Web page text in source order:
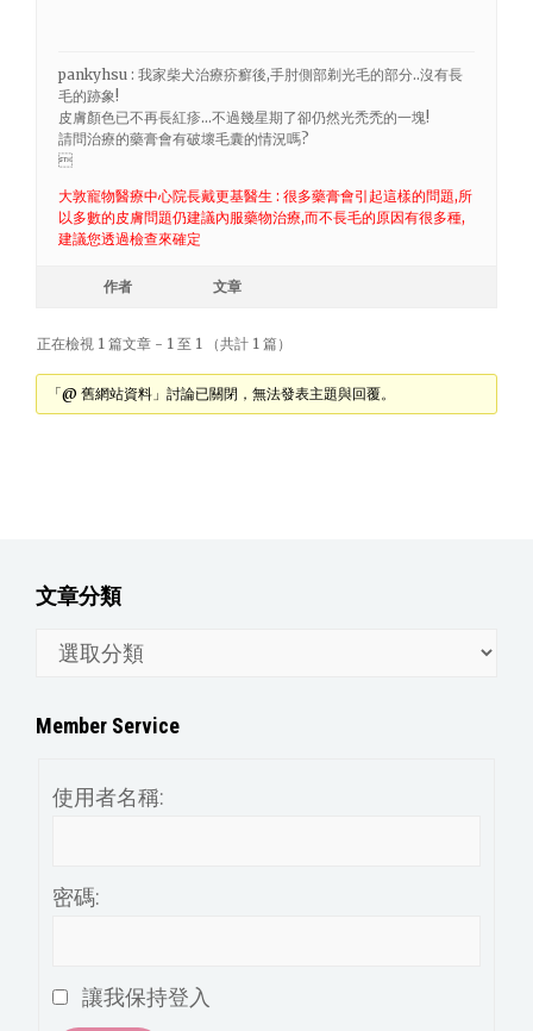
pankyhsu : 我家柴犬治療疥癬後,手肘側部剃光毛的部分..沒有長
毛的跡象!
皮膚顏色已不再長紅疹…不過幾星期了卻仍然光禿禿的一塊!
請問治療的藥膏會有破壞毛囊的情況嗎?

大敦寵物醫療中心院長戴更基醫生 : 很多藥膏會引起這樣的問題,所
以多數的皮膚問題仍建議內服藥物治療,而不長毛的原因有很多種,
建議您透過檢查來確定
作者 文章
正在檢視 1 篇文章 - 1 至 1 （共計 1 篇）
「@ 舊網站資料」討論已關閉，無法發表主題與回覆。
文章分類
分
Member Service
使用者名稱:
密碼:
讓我保持登入